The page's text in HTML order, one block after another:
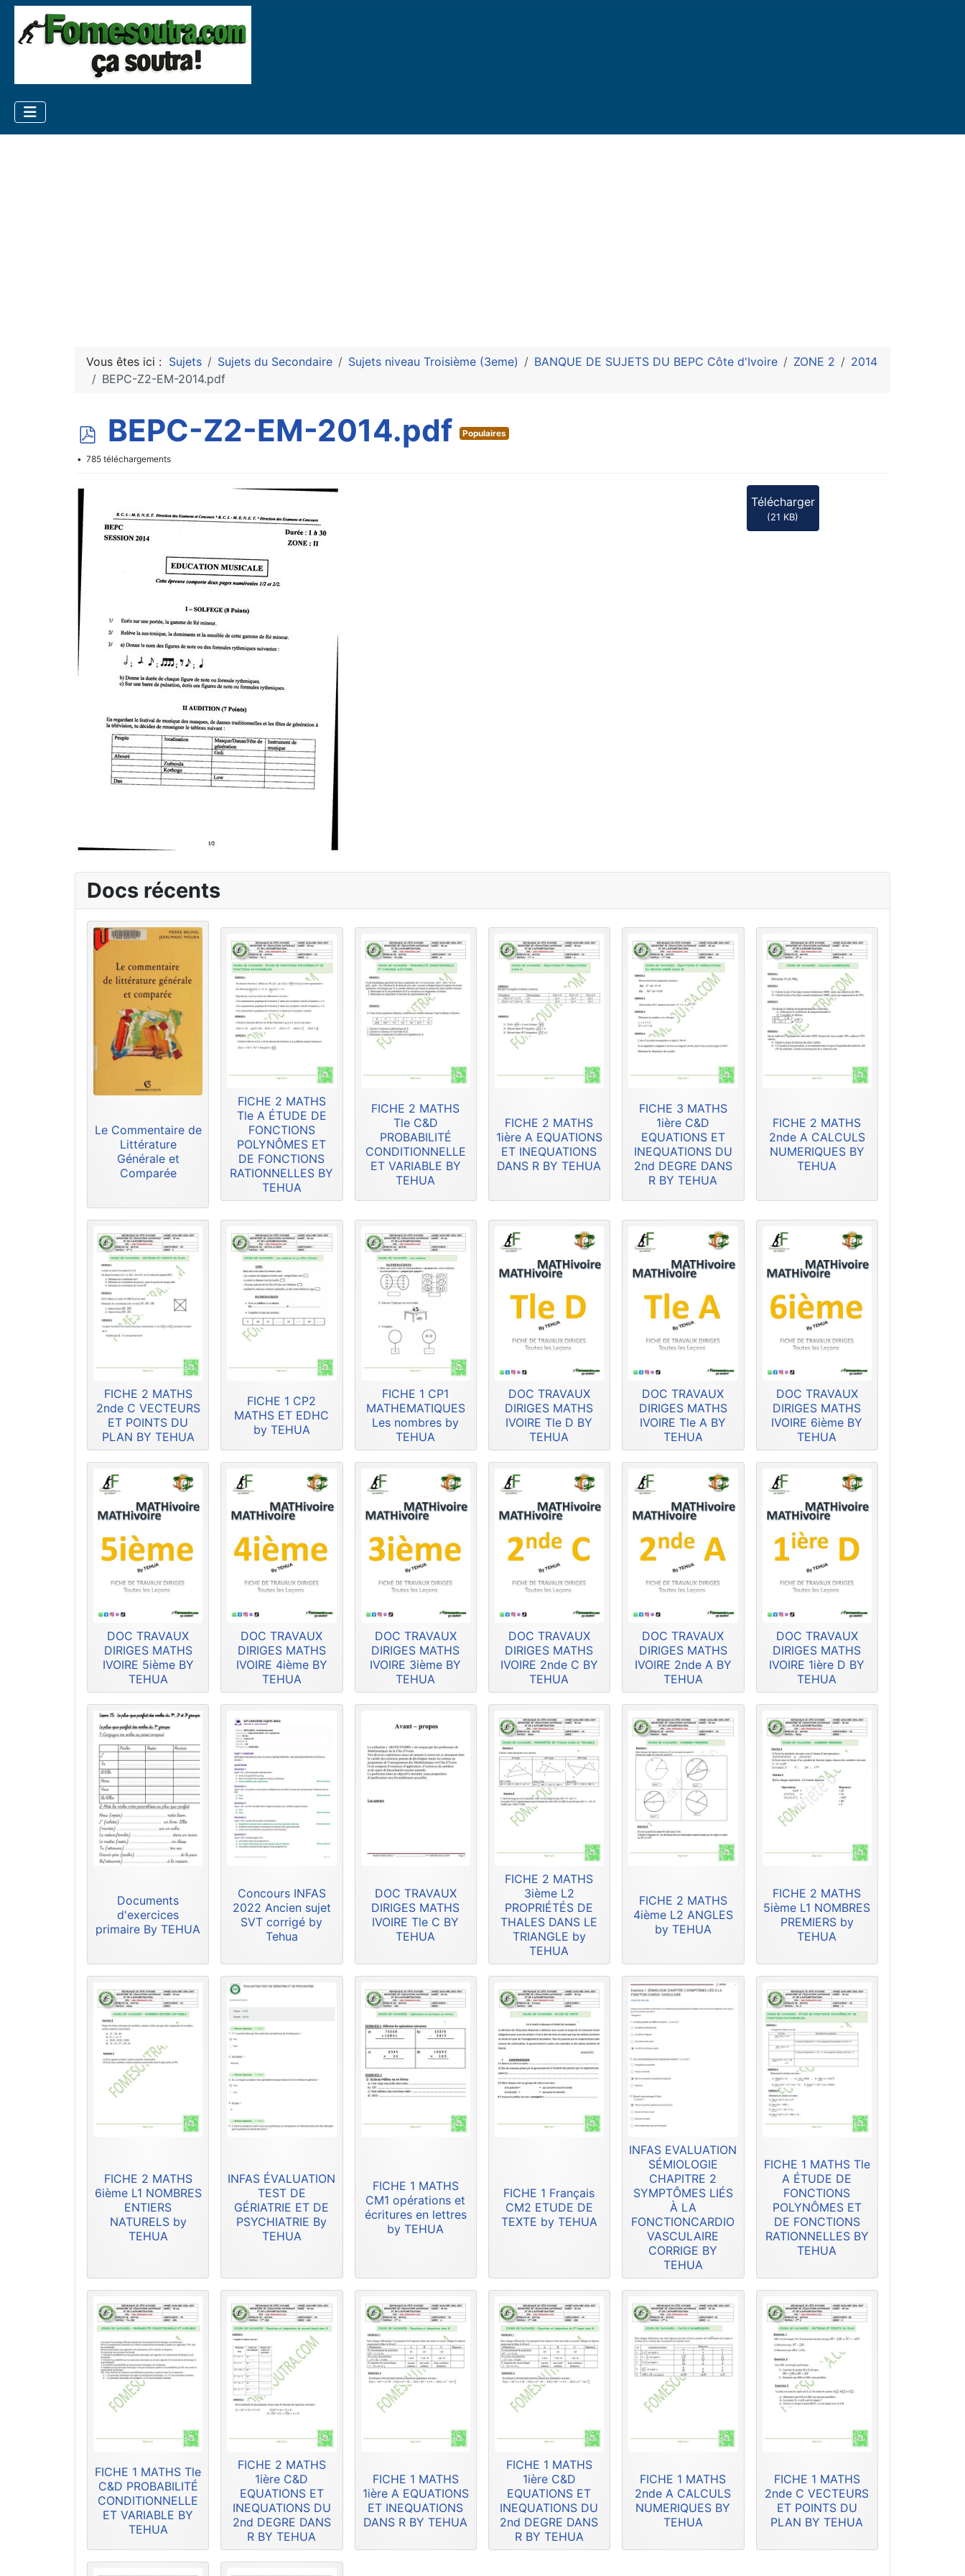
Vous êtes ici : Sujets Sujets du Secondaire Sujets niveau Troisième (3eme) BANQUE DE SUJETS DU BEPC Côte d'Ivoire ZONE 2
2014
BEPC-Z2-EM-2014.pdf
p
d
BEPC-Z2-EM-2014.pdf Populaires
785 téléchargements
Télécharger
(21 KB)
Docs récents
Le Commentaire de
Littérature
Générale et
Comparée
FICHE 2 MATHS
Tle A ÉTUDE DE
FONCTIONS
POLYNÔMES ET
DE FONCTIONS
RATIONNELLES BY
TEHUA
FICHE 2 MATHS
Tle C&D
PROBABILITÉ
CONDITIONNELLE
ET VARIABLE BY
TEHUA
FICHE 2 MATHS
1ière A EQUATIONS
ET INEQUATIONS
DANS R BY TEHUA
FICHE 3 MATHS
1ière C&D
EQUATIONS ET
INEQUATIONS DU
2nd DEGRE DANS
R BY TEHUA
FICHE 2 MATHS
2nde A CALCULS
NUMERIQUES BY
TEHUA
FICHE 2 MATHS
2nde C VECTEURS
ET POINTS DU
PLAN BY TEHUA
FICHE 1 CP2
MATHS ET EDHC
by TEHUA
FICHE 1 CP1
MATHEMATIQUES
Les nombres by
TEHUA
DOC TRAVAUX
DIRIGES MATHS
IVOIRE Tle D BY
TEHUA
DOC TRAVAUX
DIRIGES MATHS
IVOIRE Tle A BY
TEHUA
DOC TRAVAUX
DIRIGES MATHS
IVOIRE 6ième BY
TEHUA
DOC TRAVAUX
DIRIGES MATHS
IVOIRE 5ième BY
TEHUA
DOC TRAVAUX
DIRIGES MATHS
IVOIRE 4ième BY
TEHUA
DOC TRAVAUX
DIRIGES MATHS
IVOIRE 3ième BY
TEHUA
DOC TRAVAUX
DIRIGES MATHS
IVOIRE 2nde C BY
TEHUA
DOC TRAVAUX
DIRIGES MATHS
IVOIRE 2nde A BY
TEHUA
DOC TRAVAUX
DIRIGES MATHS
IVOIRE 1ière D BY
TEHUA
Documents
d'exercices
primaire By TEHUA
Concours INFAS
2022 Ancien sujet
SVT corrigé by
Tehua
DOC TRAVAUX
DIRIGES MATHS
IVOIRE Tle C BY
TEHUA
FICHE 2 MATHS
3ième L2
PROPRIÉTÉS DE
THALES DANS LE
TRIANGLE by
TEHUA
FICHE 2 MATHS
4ième L2 ANGLES
by TEHUA
FICHE 2 MATHS
5ième L1 NOMBRES
PREMIERS by
TEHUA
FICHE 2 MATHS
6ième L1 NOMBRES
ENTIERS
NATURELS by
TEHUA
INFAS ÉVALUATION
TEST DE
GÉRIATRIE ET DE
PSYCHIATRIE By
TEHUA
FICHE 1 MATHS
CM1 opérations et
écritures en lettres
by TEHUA
FICHE 1 Français
CM2 ETUDE DE
TEXTE by TEHUA
INFAS EVALUATION
SÉMIOLOGIE
CHAPITRE 2
SYMPTÔMES LIÉS
À LA
FONCTIONCARDIO
VASCULAIRE
CORRIGE BY
TEHUA
FICHE 1 MATHS Tle
A ÉTUDE DE
FONCTIONS
POLYNÔMES ET
DE FONCTIONS
RATIONNELLES BY
TEHUA
FICHE 1 MATHS Tle
C&D PROBABILITÉ
CONDITIONNELLE
ET VARIABLE BY
TEHUA
FICHE 2 MATHS
1ière C&D
EQUATIONS ET
INEQUATIONS DU
2nd DEGRE DANS
R BY TEHUA
FICHE 1 MATHS
1ière A EQUATIONS
ET INEQUATIONS
DANS R BY TEHUA
FICHE 1 MATHS
1ière C&D
EQUATIONS ET
INEQUATIONS DU
2nd DEGRE DANS
R BY TEHUA
FICHE 1 MATHS
2nde A CALCULS
NUMERIQUES BY
TEHUA
FICHE 1 MATHS
2nde C VECTEURS
ET POINTS DU
PLAN BY TEHUA